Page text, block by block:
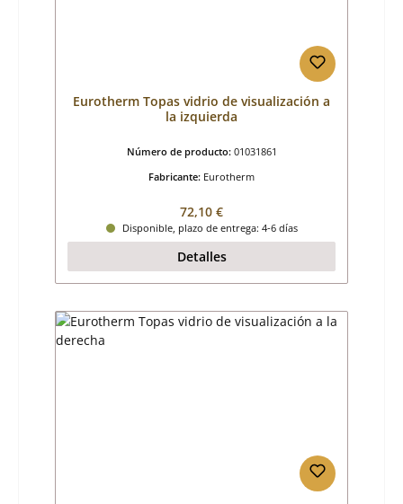
Eurotherm Topas vidrio de visualización a
la izquierda
Número de producto: 01031861
Fabricante: Eurotherm
Precio normal:
72,10 €
Disponible, plazo de entrega: 4-6 días
Detalles